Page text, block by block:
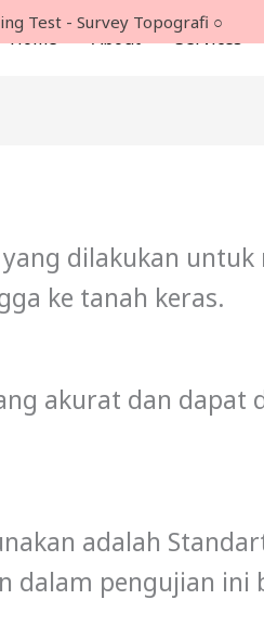
Test - Survey Topografi ○
Home About Services
dilakukan
ke tanah keras.
akurat dan dapat
adalah
dalam pengujian